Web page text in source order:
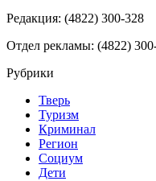
Редакция: (4822) 300-328
Отдел рекламы: (4822)
Рубрики
Тверь
Туризм
Криминал
Регион
Социум
Дети